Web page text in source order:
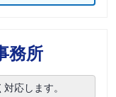
務所
応します。